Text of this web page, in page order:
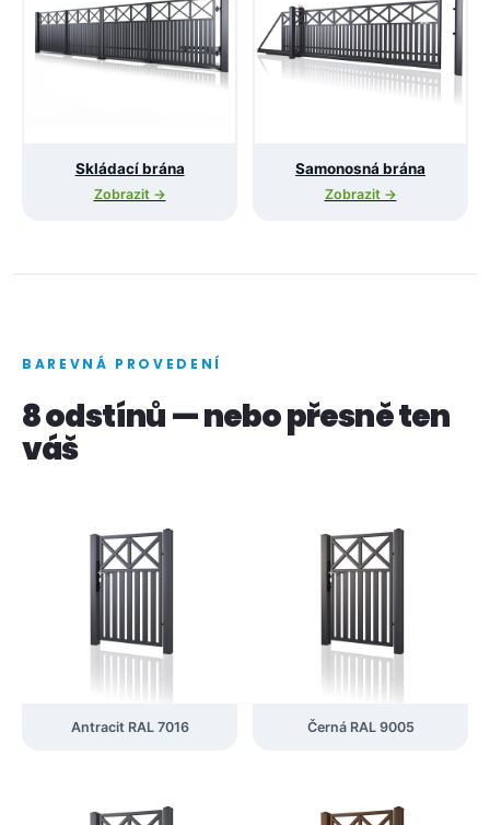
Skládací brána
Zobrazit →
Samonosná brána
Zobrazit →
BAREVNÁ PROVEDENÍ
8 odstínů — nebo přesně ten
váš
Antracit RAL 7016 Černá RAL 9005